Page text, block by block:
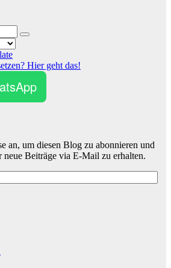
Hier geht das!
an, um diesen Blog zu abonnieren und
neue Beiträge via E-Mail zu erhalten.